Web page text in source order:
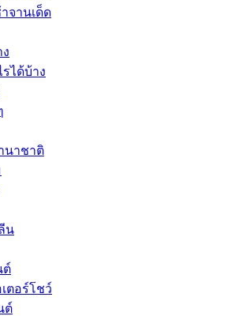
จานเด็ด
ได้บ้าง
นาชาติ
น
ต์
ตอร์โชว์
ต์